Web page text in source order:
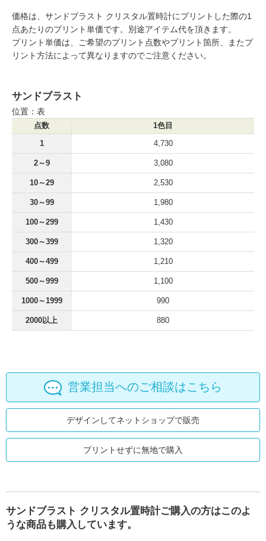
価格は、サンドブラスト クリスタル置時計にプリントした際の1
点あたりのプリント単価です。別途アイテム代を頂きます。
プリント単価は、ご希望のプリント点数やプリント箇所、またプ
リント方法によって異なりますのでご注意ください。
サンドブラスト
位置：表
点数 1色目
1 4,730
2～9 3,080
10～29 2,530
30～99 1,980
100～299 1,430
300～399 1,320
400～499 1,210
500～999 1,100
1000～1999 990
2000以上 880
営業担当へのご相談はこちら
デザインしてネットショップで販売
プリントせずに無地で購入
サンドブラスト クリスタル置時計ご購入の方はこのよ
うな商品も購入しています。